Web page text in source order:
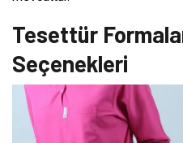
Tesettür
Seçenekleri